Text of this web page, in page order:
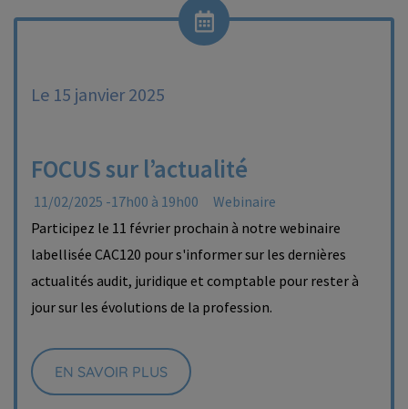
Le 15 janvier 2025
FOCUS sur l’actualité
11/02/2025 -17h00 à 19h00
Webinaire
Participez le 11 février prochain à notre webinaire
labellisée CAC120 pour s'informer sur les dernières
actualités audit, juridique et comptable pour rester à
jour sur les évolutions de la profession.
EN SAVOIR PLUS